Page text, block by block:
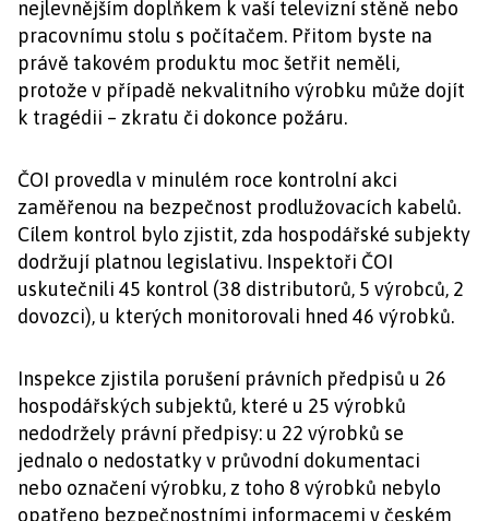
nejlevnějším doplňkem k vaší televizní stěně nebo
pracovnímu stolu s počítačem. Přitom byste na
právě takovém produktu moc šetřit neměli,
protože v případě nekvalitního výrobku může dojít
k tragédii – zkratu či dokonce požáru.
ČOI provedla v minulém roce kontrolní akci
zaměřenou na bezpečnost prodlužovacích kabelů.
Cílem kontrol bylo zjistit, zda hospodářské subjekty
dodržují platnou legislativu. Inspektoři ČOI
uskutečnili 45 kontrol (38 distributorů, 5 výrobců, 2
dovozci), u kterých monitorovali hned 46 výrobků.
Inspekce zjistila porušení právních předpisů u 26
hospodářských subjektů, které u 25 výrobků
nedodržely právní předpisy: u 22 výrobků se
jednalo o nedostatky v průvodní dokumentaci
nebo označení výrobku, z toho 8 výrobků nebylo
opatřeno bezpečnostními informacemi v českém